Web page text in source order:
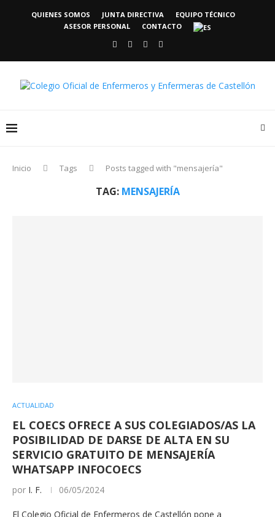
QUIENES SOMOS JUNTA DIRECTIVA
EQUIPO TÉCNICO
ASESOR PERSONAL
CONTACTO
Inicio Tags Posts tagged with "mensajería"
TAG: MENSAJERÍA
ACTUALIDAD
EL COECS OFRECE A SUS COLEGIADOS/AS LA
POSIBILIDAD DE DARSE DE ALTA EN SU
SERVICIO GRATUITO DE MENSAJERÍA
WHATSAPP INFOCOECS
por I. F. 06/05/2024
El Colegio Oficial de Enfermeros de Castellón pone a